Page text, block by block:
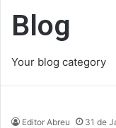
Blog
Your blog category
Editor Abreu 31 de